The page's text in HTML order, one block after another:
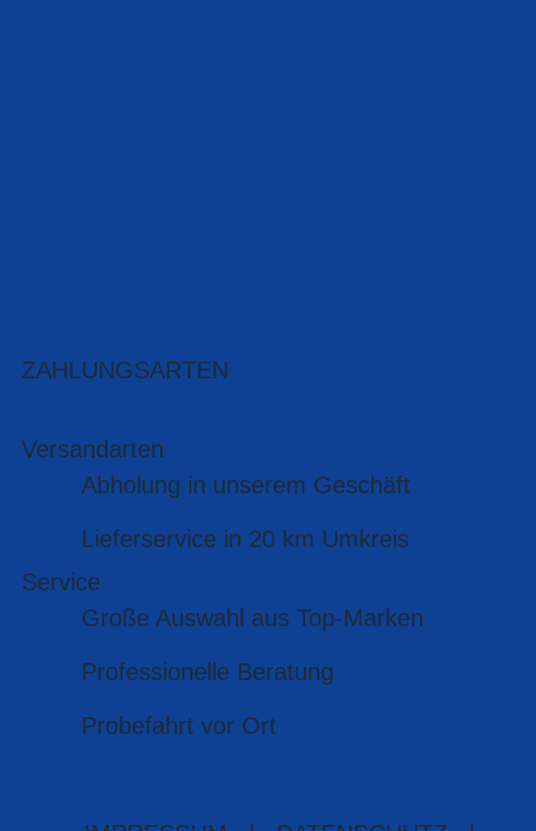
ZAHLUNGSARTEN
Versandarten
Abholung in unserem Geschäft
Lieferservice in 20 km Umkreis
Service
Große Auswahl aus Top-Marken
Professionelle Beratung
Probefahrt vor Ort